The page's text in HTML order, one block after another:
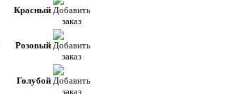
Красный
Розовый
Голубой